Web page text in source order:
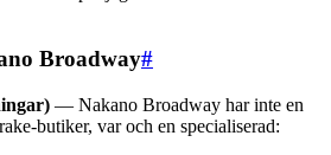
Broadway#
— Nakano Broadway har inte en
butiker, var och en specialiserad: